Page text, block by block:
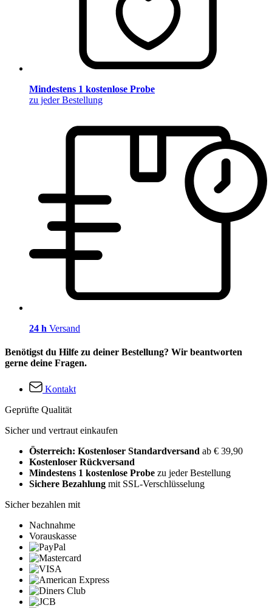
Mindestens 1 kostenlose Probe
zu jeder Bestellung
24 h Versand
Benötigst du Hilfe zu deiner Bestellung? Wir beantworten
gerne deine Fragen.
Kontakt
Geprüfte Qualität
Sicher und vertraut einkaufen
Österreich: Kostenloser Standardversand ab € 39,90
Kostenloser Rückversand
Mindestens 1 kostenlose Probe zu jeder Bestellung
Sichere Bezahlung mit SSL-Verschlüsselung
Sicher bezahlen mit
Nachnahme
Vorauskasse